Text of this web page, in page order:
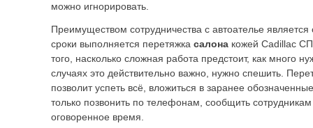
можно игнорировать.
Преимуществом сотрудничества с автоателье
сроки выполняется перетяжка салона кожей Cadillac
того, насколько сложная работа предстоит, как много
случаях это действительно важно, нужно спешить.
позволит успеть всё, вложиться в заранее
только позвонить по телефонам, сообщить
оговоренное время.